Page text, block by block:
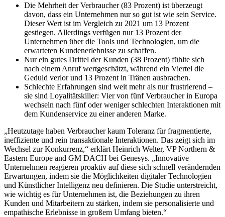
Die Mehrheit der Verbraucher (83 Prozent) ist überzeugt
davon, dass ein Unternehmen nur so gut ist wie sein Service.
Dieser Wert ist im Vergleich zu 2021 um 13 Prozent
gestiegen. Allerdings verfügen nur 13 Prozent der
Unternehmen über die Tools und Technologien, um die
erwarteten Kundenerlebnisse zu schaffen.
Nur ein gutes Drittel der Kunden (38 Prozent) fühlte sich
nach einem Anruf wertgeschätzt, während ein Viertel die
Geduld verlor und 13 Prozent in Tränen ausbrachen.
Schlechte Erfahrungen sind weit mehr als nur frustrierend –
sie sind Loyalitätskiller: Vier von fünf Verbraucher in Europa
wechseln nach fünf oder weniger schlechten Interaktionen mit
dem Kundenservice zu einer anderen Marke.
„Heutzutage haben Verbraucher kaum Toleranz für fragmentierte,
ineffiziente und rein transaktionale Interaktionen. Das zeigt sich im
Wechsel zur Konkurrenz,“ erklärt Heinrich Welter, VP Northern &
Eastern Europe and GM DACH bei Genesys. „Innovative
Unternehmen reagieren proaktiv auf diese sich schnell verändernden
Erwartungen, indem sie die Möglichkeiten digitaler Technologien
und Künstlicher Intelligenz neu definieren. Die Studie unterstreicht,
wie wichtig es für Unternehmen ist, die Beziehungen zu ihren
Kunden und Mitarbeitern zu stärken, indem sie personalisierte und
empathische Erlebnisse in großem Umfang bieten.“